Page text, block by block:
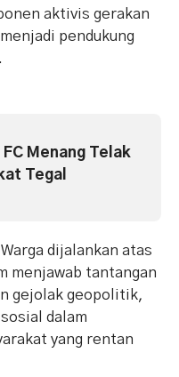
aktivis gerakan
pendukung
Menang Telak
Tegal
dijalankan atas
menjawab tantangan
gejolak geopolitik,
dalam
yang rentan